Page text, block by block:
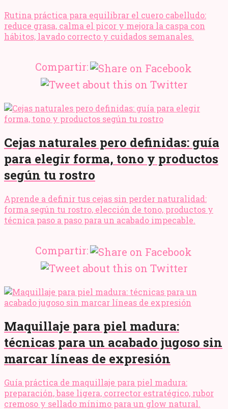
Rutina práctica para equilibrar el cuero cabelludo:
reduce grasa, calma el picor y mejora la caspa con
hábitos, lavado correcto y cuidados semanales.
Compartir:
Cejas naturales pero definidas: guía
para elegir forma, tono y productos
según tu rostro
Aprende a definir tus cejas sin perder naturalidad:
forma según tu rostro, elección de tono, productos y
técnica paso a paso para un acabado impecable.
Compartir:
Maquillaje para piel madura:
técnicas para un acabado jugoso sin
marcar líneas de expresión
Guía práctica de maquillaje para piel madura:
preparación, base ligera, corrector estratégico, rubor
cremoso y sellado mínimo para un glow natural.